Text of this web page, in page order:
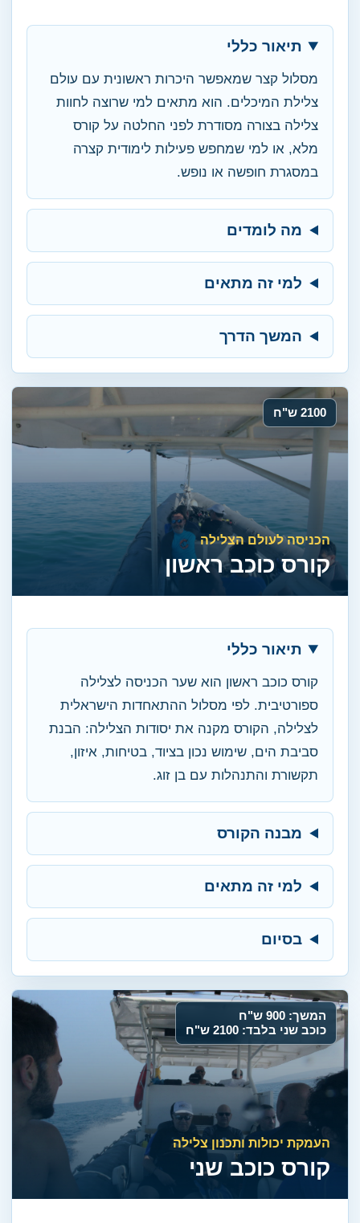
תיאור כללי
מסלול קצר שמאפשר היכרות ראשונית עם עולם
צלילת המיכלים. הוא מתאים למי שרוצה לחוות
צלילה בצורה מסודרת לפני החלטה על קורס
מלא, או למי שמחפש פעילות לימודית קצרה
במסגרת חופשה או נופש.
מה לומדים
למי זה מתאים
המשך הדרך
2100 ש"ח
הכניסה לעולם הצלילה
קורס כוכב ראשון
תיאור כללי
קורס כוכב ראשון הוא שער הכניסה לצלילה
ספורטיבית. לפי מסלול ההתאחדות הישראלית
לצלילה, הקורס מקנה את יסודות הצלילה: הבנת
סביבת הים, שימוש נכון בציוד, בטיחות, איזון,
תקשורת והתנהלות עם בן זוג.
מבנה הקורס
למי זה מתאים
בסיום
המשך: 900 ש"ח
כוכב שני בלבד: 2100 ש"ח
העמקת יכולות ותכנון צלילה
קורס כוכב שני